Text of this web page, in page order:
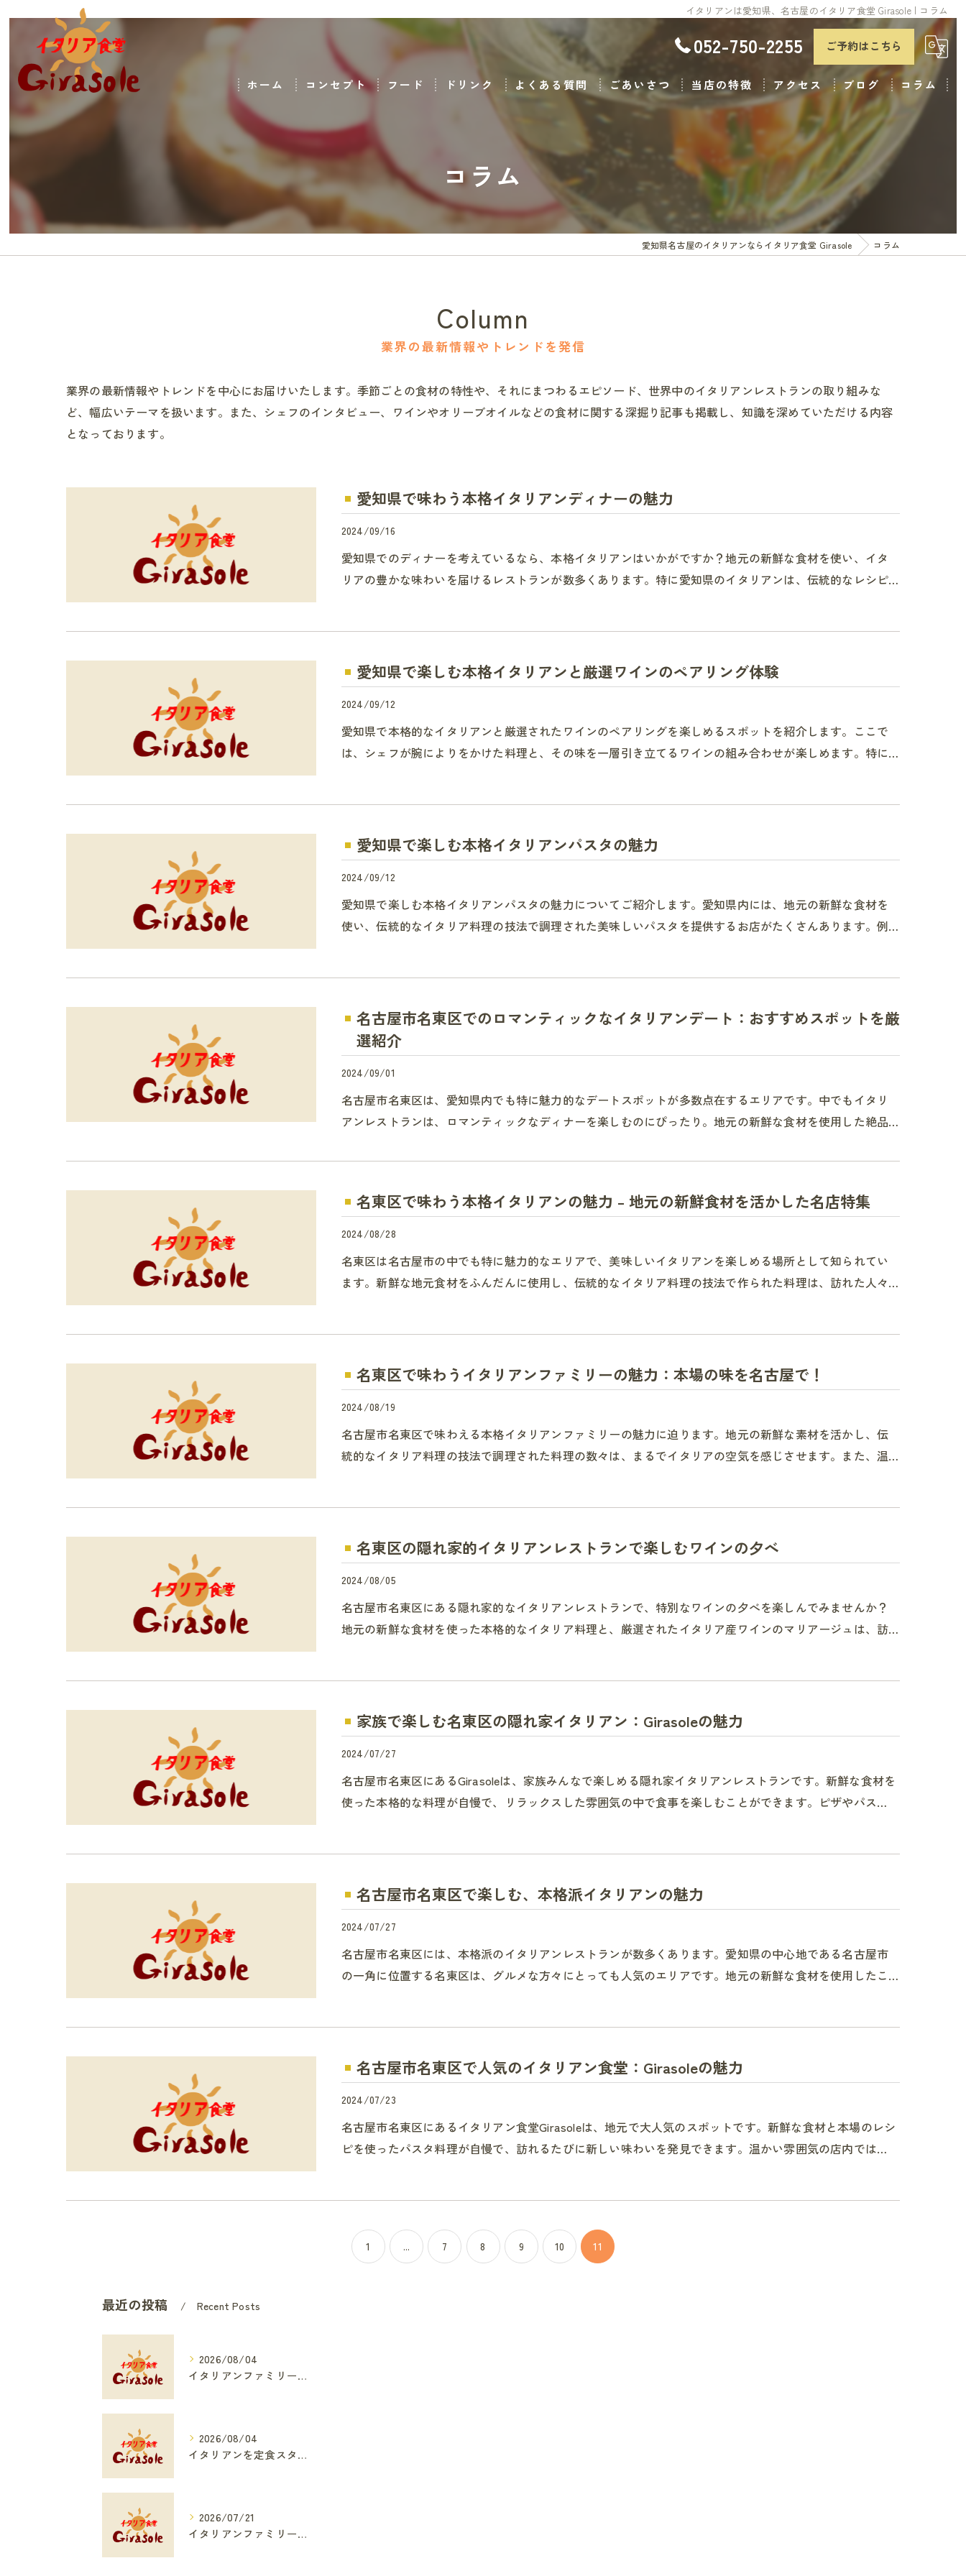
イタリアンは愛知県、名古屋のイタリア食堂 Girasole | コラム
052-750-2255 ご予約はこちら
ホーム コンセプト フード ドリンク よくある質問 ごあいさつ 当店の特徴
ディナー
子連れ
パスタ
アクセス ブログ コラム
コラム
愛知県名古屋のイタリアンならイタリア食堂 Girasole コラム
Column
業界の最新情報やトレンドを発信
業界の最新情報やトレンドを中心にお届けいたします。季節ごとの食材の特性や、それにまつわるエピソード、世界中のイタリアンレストランの取り組みな
ど、幅広いテーマを扱います。また、シェフのインタビュー、ワインやオリーブオイルなどの食材に関する深掘り記事も掲載し、知識を深めていただける内容
となっております。
愛知県で味わう本格イタリアンディナーの魅力
2024/09/16
愛知県でのディナーを考えているなら、本格イタリアンはいかがですか？地元の新鮮な食材を使い、イタ
リアの豊かな味わいを届けるレストランが数多くあります。特に愛知県のイタリアンは、伝統的なレシピ…
愛知県で楽しむ本格イタリアンと厳選ワインのペアリング体験
2024/09/12
愛知県で本格的なイタリアンと厳選されたワインのペアリングを楽しめるスポットを紹介します。ここで
は、シェフが腕によりをかけた料理と、その味を一層引き立てるワインの組み合わせが楽しめます。特に…
愛知県で楽しむ本格イタリアンパスタの魅力
2024/09/12
愛知県で楽しむ本格イタリアンパスタの魅力についてご紹介します。愛知県内には、地元の新鮮な食材を
使い、伝統的なイタリア料理の技法で調理された美味しいパスタを提供するお店がたくさんあります。例…
名古屋市名東区でのロマンティックなイタリアンデート：おすすめスポットを厳
選紹介
2024/09/01
名古屋市名東区は、愛知県内でも特に魅力的なデートスポットが多数点在するエリアです。中でもイタリ
アンレストランは、ロマンティックなディナーを楽しむのにぴったり。地元の新鮮な食材を使用した絶品…
名東区で味わう本格イタリアンの魅力 – 地元の新鮮食材を活かした名店特集
2024/08/28
名東区は名古屋市の中でも特に魅力的なエリアで、美味しいイタリアンを楽しめる場所として知られてい
ます。新鮮な地元食材をふんだんに使用し、伝統的なイタリア料理の技法で作られた料理は、訪れた人々…
名東区で味わうイタリアンファミリーの魅力：本場の味を名古屋で！
2024/08/19
名古屋市名東区で味わえる本格イタリアンファミリーの魅力に迫ります。地元の新鮮な素材を活かし、伝
統的なイタリア料理の技法で調理された料理の数々は、まるでイタリアの空気を感じさせます。また、温…
名東区の隠れ家的イタリアンレストランで楽しむワインの夕べ
2024/08/05
名古屋市名東区にある隠れ家的なイタリアンレストランで、特別なワインの夕べを楽しんでみませんか？
地元の新鮮な食材を使った本格的なイタリア料理と、厳選されたイタリア産ワインのマリアージュは、訪…
家族で楽しむ名東区の隠れ家イタリアン：Girasoleの魅力
2024/07/27
名古屋市名東区にあるGirasoleは、家族みんなで楽しめる隠れ家イタリアンレストランです。新鮮な食材を
使った本格的な料理が自慢で、リラックスした雰囲気の中で食事を楽しむことができます。ピザやパス…
名古屋市名東区で楽しむ、本格派イタリアンの魅力
2024/07/27
名古屋市名東区には、本格派のイタリアンレストランが数多くあります。愛知県の中心地である名古屋市
の一角に位置する名東区は、グルメな方々にとっても人気のエリアです。地元の新鮮な食材を使用したこ…
名古屋市名東区で人気のイタリアン食堂：Girasoleの魅力
2024/07/23
名古屋市名東区にあるイタリアン食堂Girasoleは、地元で大人気のスポットです。新鮮な食材と本場のレシ
ピを使ったパスタ料理が自慢で、訪れるたびに新しい味わいを発見できます。温かい雰囲気の店内では…
1 ... 7 8 9 10 11
最近の投稿 Recent Posts
2026/08/04
イタリアンファミリーで愛知県名古屋市名東区を家族みんなが楽しむためのポイント解説
2026/08/04
イタリアンを定食スタイルで楽しむ定番メニューと選び方ガイド
2026/07/21
イタリアンファミリーで愛知県名古屋市名東区を満喫する家族向けイタリアンの楽しみ方